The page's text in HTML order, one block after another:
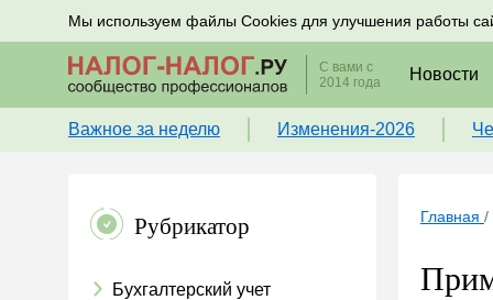
Мы используем файлы Cookies для улучшения работы
Подписывайтесь на новости по налогам, учету и
С вами с
2014 года
Новости
Важное за неделю Изменения-2026
Рубрикатор
Бухгалтерский учет
Главная /